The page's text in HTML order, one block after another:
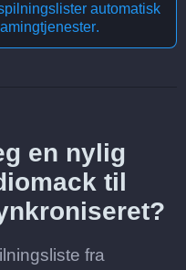
automatisk
.
en nylig
til
fra